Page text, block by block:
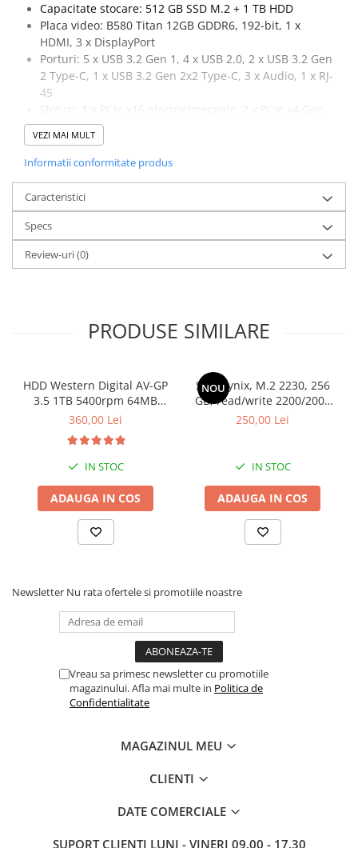
Capacitate stocare: 512 GB SSD M.2 + 1 TB HDD
Placa video: B580 Titan 12GB GDDR6, 192-bit, 1 x
HDMI, 3 x DisplayPort
Porturi: 5 x USB 3.2 Gen 1, 4 x USB 2.0, 2 x USB 3.2 Gen
2 Type-C, 1 x USB 3.2 Gen 2x2 Type-C, 3 x Audio, 1 x RJ-
45
3, 3 x SATA, 1 x M.2 2230 Wifi/Bluetooth, 2 x M.2 2280
Stocare
Dimensiuni (W x H x D): 225 x 510 x 529 mm
Chipset: Z690
Retea: 10/100/1000/2500
Audio: Integrata HD
Controller Audio: Realtek ALC3861, Realtek ALC1220
VEZI MAI MULT
Informatii conformitate produs
Caracteristici
Specs
Review-uri(0)
PRODUSE SIMILARE
HDD Western Digital AV-GP
3.5 1TB 5400rpm 64MB
SATA3 (WD10EURX)
360,00 Lei
IN STOC
ADAUGA IN COS
NOU
SSD Hynix, M.2 2230, 256
GB, read/write 2200/2000
MB/s, bulk
250,00 Lei
IN STOC
ADAUGA IN COS
Newsletter Nu rata ofertele si promotiile noastre
Vreau sa primesc newsletter cu promotiile
magazinului. Afla mai multe in Politica de
Confidentialitate
MAGAZINUL MEU
CLIENTI
DATE COMERCIALE
SUPORT CLIENTI LUNI - VINERI 09.00 - 17.30